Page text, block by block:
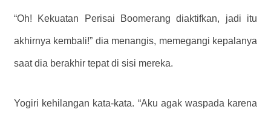
“Oh! Kekuatan Perisai Boomerang diaktifkan, jadi itu
akhirnya kembali!” dia menangis, memegangi kepalanya
saat dia berakhir tepat di sisi mereka.
Yogiri kehilangan kata-kata. “Aku agak waspada karena